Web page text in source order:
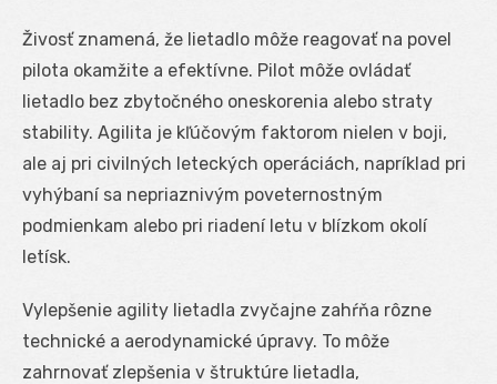
Živosť znamená, že lietadlo môže reagovať na povel
pilota okamžite a efektívne. Pilot môže ovládať
lietadlo bez zbytočného oneskorenia alebo straty
stability. Agilita je kľúčovým faktorom nielen v boji,
ale aj pri civilných leteckých operáciách, napríklad pri
vyhýbaní sa nepriaznivým poveternostným
podmienkam alebo pri riadení letu v blízkom okolí
letísk.
Vylepšenie agility lietadla zvyčajne zahŕňa rôzne
technické a aerodynamické úpravy. To môže
zahrnovať zlepšenia v štruktúre lietadla,